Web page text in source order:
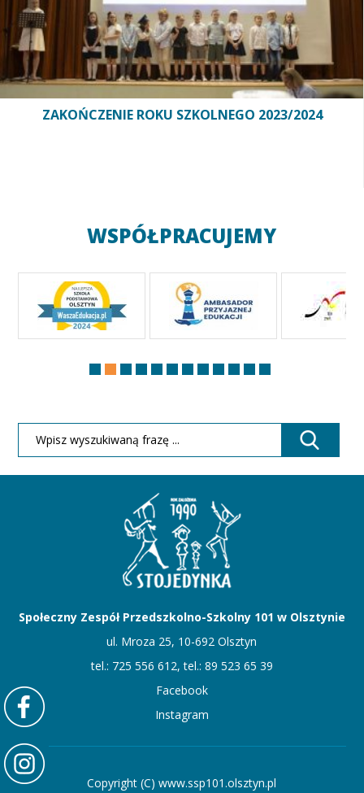
ZAKOŃCZENIE ROKU SZKOLNEGO 2023/2024
WSPÓŁPRACUJEMY
Społeczny Zespół Przedszkolno-Szkolny 101 w Olsztynie
ul. Mroza 25, 10-692 Olsztyn
tel.: 725 556 612, tel.: 89 523 65 39
Facebook
Instagram
Copyright (C) www.ssp101.olsztyn.pl